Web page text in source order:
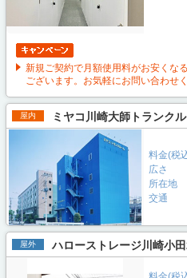
新規ご契約で月額使用料がお安くな
ございます。お気軽にお問い合わせく
屋内 ミヤコ川崎大師トランク
料金(税
広さ
所在地
交通
屋外 ハローストレージ川崎小